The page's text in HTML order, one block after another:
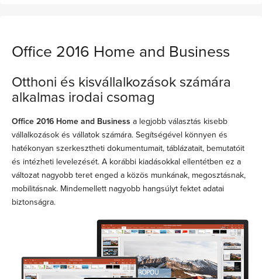
Office 2016 Home and Business
Otthoni és kisvállalkozások számára
alkalmas irodai csomag
Office 2016 Home and Business a legjobb választás kisebb
vállalkozások és vállatok számára. Segítségével könnyen és
hatékonyan szerkesztheti dokumentumait, táblázatait, bemutatóit
és intézheti levelezését. A korábbi kiadásokkal ellentétben ez a
változat nagyobb teret enged a közös munkának, megosztásnak,
mobilitásnak. Mindemellett nagyobb hangsúlyt fektet adatai
biztonságra.